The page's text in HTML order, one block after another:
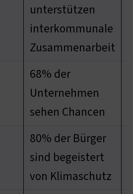
unterstützen
interkommunale
Zusammenarbeit
68% der
Unternehmen
sehen Chancen
80% der Bürger
sind begeistert
von Klimaschutz